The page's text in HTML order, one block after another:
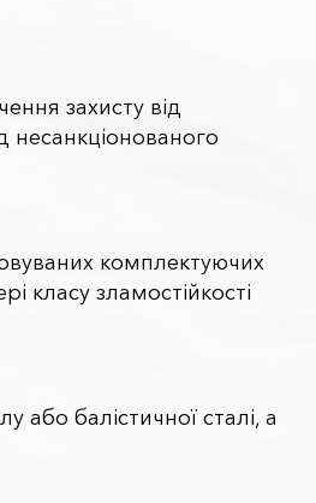
захисту від
несанкціонованого
комплектуючих
класу зламостійкості
або балістичної сталі, а